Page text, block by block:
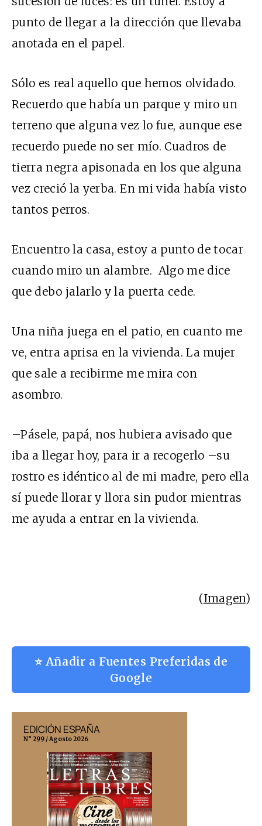
punto de llegar a la dirección que llevaba
anotada en el papel.
Sólo es real aquello que hemos olvidado.
Recuerdo que había un parque y miro un
terreno que alguna vez lo fue, aunque ese
recuerdo puede no ser mío. Cuadros de
tierra negra apisonada en los que alguna
vez creció la yerba. En mi vida había visto
tantos perros.
Encuentro la casa, estoy a punto de tocar
cuando miro un alambre. Algo me dice
que debo jalarlo y la puerta cede.
Una niña juega en el patio, en cuanto me
ve, entra aprisa en la vivienda. La mujer
que sale a recibirme me mira con
asombro.
–Pásele, papá, nos hubiera avisado que
iba a llegar hoy, para ir a recogerlo –su
rostro es idéntico al de mi madre, pero ella
sí puede llorar y llora sin pudor mientras
me ayuda a entrar en la vivienda.
(Imagen)
⭐ Añadir a Fuentes Preferidas de
Google
EDICIÓN ESPAÑA
N° 299 / Agosto 2026